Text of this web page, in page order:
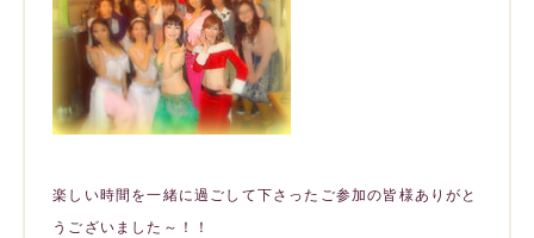
楽しい時間を一緒に過ごして下さった ご参加の皆様ありがと
うございました～！！